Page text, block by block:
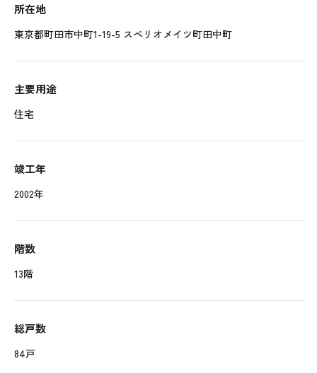
所在地
東京都町田市中町1-19-5 スペリオメイツ町田中町
主要用途
住宅
竣工年
2002年
階数
13階
総戸数
84戸